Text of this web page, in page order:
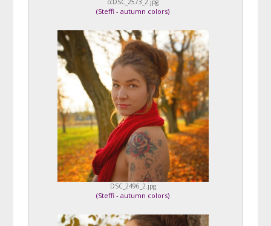
ccDSC_2573_2.jpg
(Steffi - autumn colors)
DSC_2496_2.jpg
(Steffi - autumn colors)